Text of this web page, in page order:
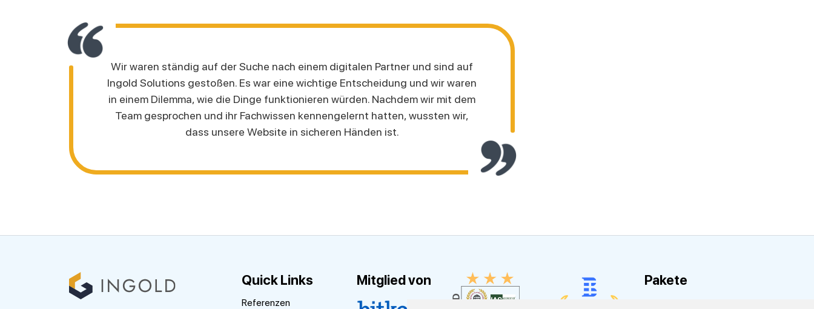
Wir waren ständig auf der Suche nach einem digitalen Partner und sind auf
Ingold Solutions gestoßen. Es war eine wichtige Entscheidung und wir waren
in einem Dilemma, wie die Dinge funktionieren würden. Nachdem wir mit dem
Team gesprochen und ihr Fachwissen kennengelernt hatten, wussten wir,
dass unsere Website in sicheren Händen ist.
Quick Links
Referenzen
Pakete
Mitglied von